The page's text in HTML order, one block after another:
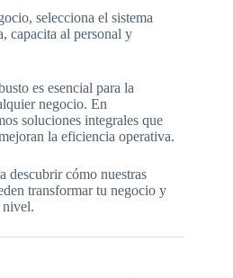
selecciona el sistema
capacita al personal y
es esencial para la
negocio. En
soluciones integrales que
la eficiencia operativa.
descubrir cómo nuestras
transformar tu negocio y
nivel.